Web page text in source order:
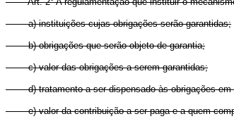
a) instituições cujas obrigações serão garantidas;
b) obrigações que serão objeto de garantia;
c) valor das obrigações a serem garantidas;
d) tratamento a ser dispensado às obrigações em
e) valor da contribuição a ser paga e a quem